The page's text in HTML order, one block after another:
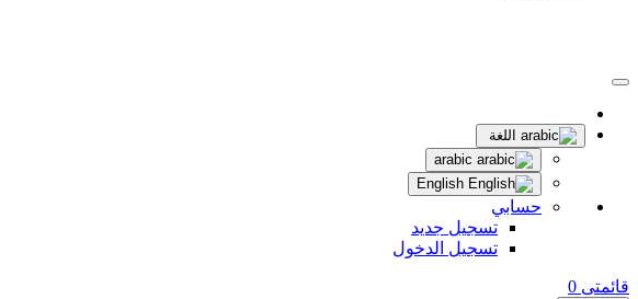
اللغة
حسابي
تسجيل جديد
تسجيل الدخول
قائمتى 0